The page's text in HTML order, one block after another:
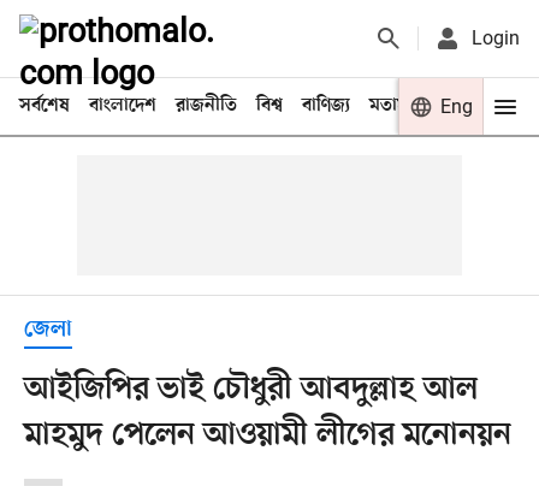
Login
সর্বশেষ বাংলাদেশ রাজনীতি বিশ্ব বাণিজ্য মতামত খেলা
Eng
জেলা
আইজিপির ভাই চৌধুরী আবদুল্লাহ আল
মাহমুদ পেলেন আওয়ামী লীগের মনোনয়ন